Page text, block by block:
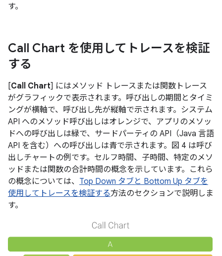
す。
Call Chart を使用してトレースを検証
する
[Call Chart] にはメソッド トレースまたは関数トレース
がグラフィックで表示されます。呼び出しの期間とタイミ
ングが横軸で、呼び出し先が縦軸で示されます。システム
API へのメソッド呼び出しはオレンジで、アプリのメソッ
ドへの呼び出しは緑で、サードパーティの API（Java 言語
API を含む）への呼び出しは青で示されます。図 4 は呼び
出しチャートの例です。セルフ時間、子時間、特定のメソ
ッドまたは関数の合計時間の概念を示しています。これら
の概念については、 Top Down タブと Bottom Up タブを
使用してトレースを検証する方法のセクションで説明しま
す。